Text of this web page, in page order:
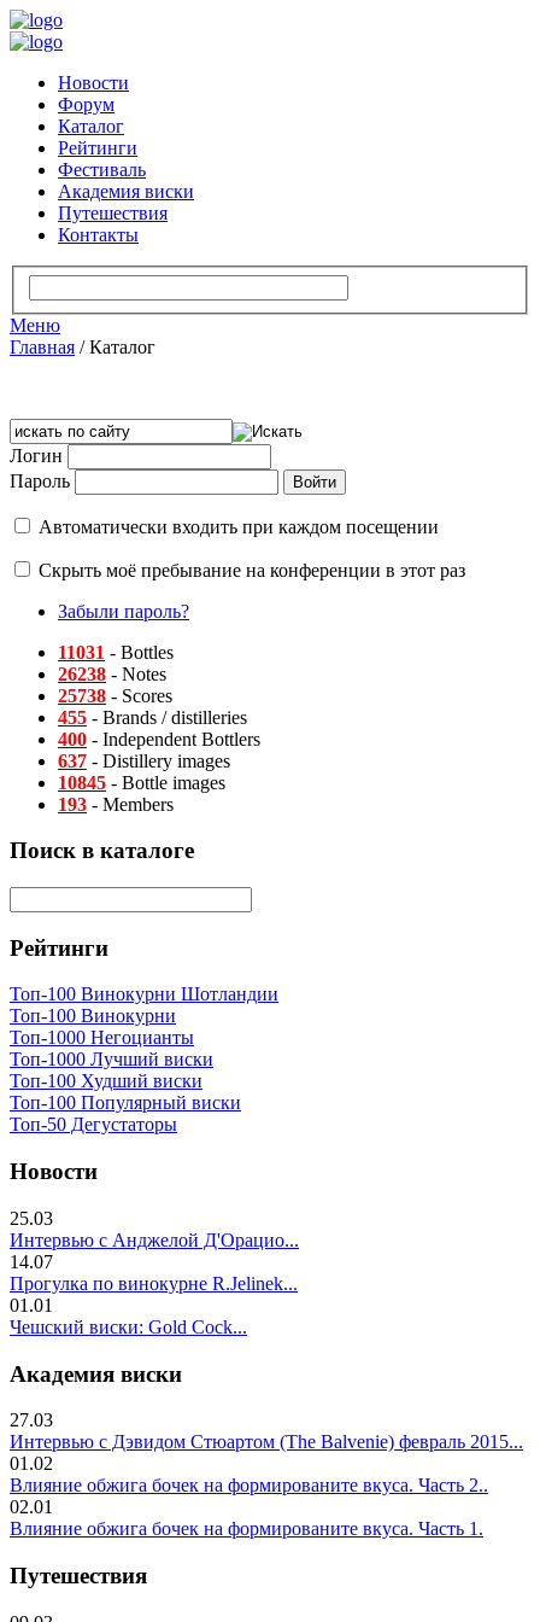
Новости
Форум
Каталог
Рейтинги
Фестиваль
Академия виски
Путешествия
Контакты
Меню
Главная /Каталог
Логин
Пароль
Автоматически входить при каждом посещении
Скрыть моё пребывание на конференции в этот раз
Забыли пароль?
11031 - Bottles
26238 - Notes
25738 - Scores
455 - Brands / distilleries
400 - Independent Bottlers
637 - Distillery images
10845 - Bottle images
193 - Members
Поиск в каталоге
Рейтинги
Топ-100 Винокурни Шотландии
Топ-100 Винокурни
Топ-1000 Негоцианты
Топ-1000 Лучший виски
Топ-100 Худший виски
Топ-100 Популярный виски
Топ-50 Дегустаторы
Новости
25.03
Интервью с Анджелой Д'Орацио...
14.07
Прогулка по винокурне R.Jelinek...
01.01
Чешский виски: Gold Cock...
Академия виски
27.03
Интервью с Дэвидом Стюартом (The Balvenie) февраль 2015...
01.02
Влияние обжига бочек на формированите вкуса. Часть 2..
02.01
Влияние обжига бочек на формированите вкуса. Часть 1.
Путешествия